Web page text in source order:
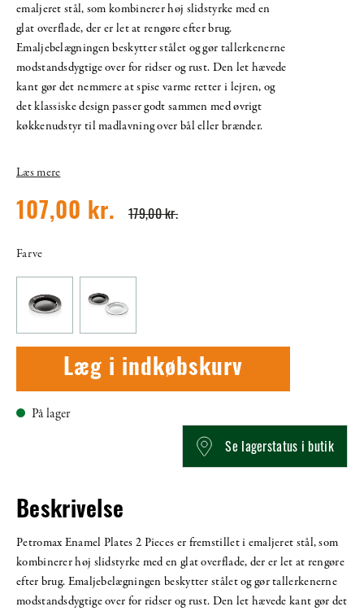
emaljeret stål, som kombinerer høj slidstyrke med en
glat overflade, der er let at rengøre efter brug.
Emaljebelægningen beskytter stålet og gør tallerkenerne
modstandsdygtige over for ridser og rust. Den let hævede
kant gør det nemmere at spise varme retter i lejren, og
det klassiske design passer godt sammen med øvrigt
køkkenudstyr til madlavning over bål eller brænder.
Læs mere
179,00 kr.
107,00 kr.
Farve
Læg i indkøbskurv
På lager
Se lagerstatus i butik
Beskrivelse
Petromax Enamel Plates 2 Pieces er fremstillet i emaljeret stål, som
kombinerer høj slidstyrke med en glat overflade, der er let at rengøre
efter brug. Emaljebelægningen beskytter stålet og gør tallerkenerne
modstandsdygtige over for ridser og rust. Den let hævede kant gør det